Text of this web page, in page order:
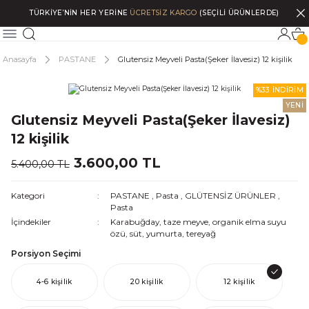
TÜRKİYE’NİN HER YERİNE ÜCRETSİZ KARGO (SEÇİLİ ÜRÜNLERDE)
Anasayfa PASTANE Glutensiz Meyveli Pasta(Şeker İlavesiz) 12 kişilik
%33 İNDİRİM
YENİ
Glutensiz Meyveli Pasta(Şeker İlavesiz)
12 kişilik
5.400,00 TL 3.600,00 TL
Kategori PASTANE , Pasta , GLÜTENSİZ ÜRÜNLER ,
Pasta
İçindekiler
Karabuğday, taze meyve, organik elma suyu
özü, süt, yumurta, tereyağ
Porsiyon Seçimi
4-6 kişilik 20 kişilik 12 kişilik